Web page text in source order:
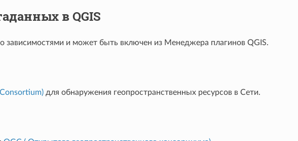
в QGIS
зависимостями и может быть включен из Менеджера плагинов QGIS.
для обнаружения геопространственных ресурсов в Сети.